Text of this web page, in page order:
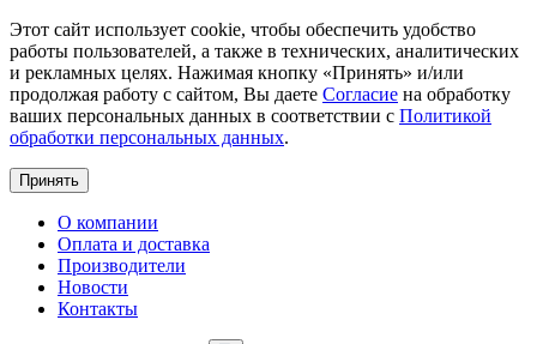
Этот сайт использует cookie, чтобы обеспечить удобство
работы пользователей, а также в технических, аналитических
и рекламных целях. Нажимая кнопку «Принять» и/или
продолжая работу с сайтом, Вы даете Согласие на обработку
ваших персональных данных в соответствии с Политикой
обработки персональных данных.
Принять
О компании
Оплата и доставка
Производители
Новости
Контакты